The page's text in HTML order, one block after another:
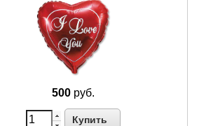
500руб.
Купить